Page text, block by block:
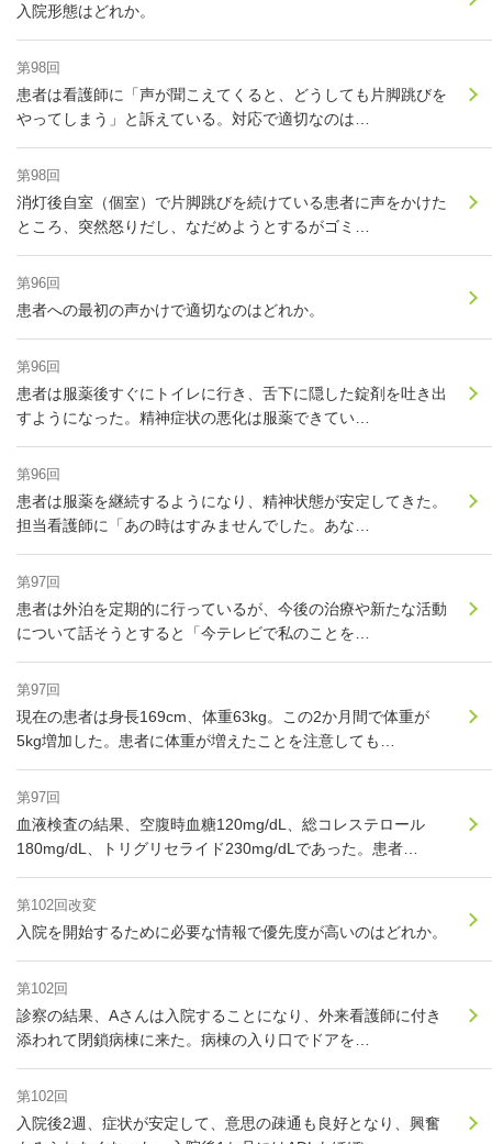
入院形態はどれか。
第98回
患者は看護師に「声が聞こえてくると、どうしても片脚跳びを
やってしまう」と訴えている。対応で適切なのは…
第98回
消灯後自室（個室）で片脚跳びを続けている患者に声をかけた
ところ、突然怒りだし、なだめようとするがゴミ…
第96回
患者への最初の声かけで適切なのはどれか。
第96回
患者は服薬後すぐにトイレに行き、舌下に隠した錠剤を吐き出
すようになった。精神症状の悪化は服薬できてい…
第96回
患者は服薬を継続するようになり、精神状態が安定してきた。
担当看護師に「あの時はすみませんでした。あな…
第97回
患者は外泊を定期的に行っているが、今後の治療や新たな活動
について話そうとすると「今テレビで私のことを…
第97回
現在の患者は身長169cm、体重63kg。この2か月間で体重が
5kg増加した。患者に体重が増えたことを注意しても…
第97回
血液検査の結果、空腹時血糖120mg/dL、総コレステロール
180mg/dL、トリグリセライド230mg/dLであった。患者…
第102回改変
入院を開始するために必要な情報で優先度が高いのはどれか。
第102回
診察の結果、Aさんは入院することになり、外来看護師に付き
添われて閉鎖病棟に来た。病棟の入り口でドアを…
第102回
入院後2週、症状が安定して、意思の疎通も良好となり、興奮